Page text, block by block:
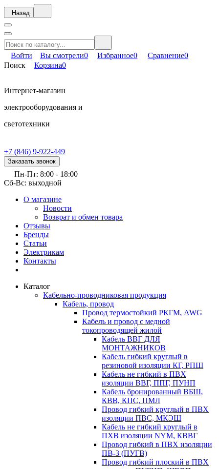
Назад
Войти Вы смотрели0 Избранное0 Сравнение0
Поиск
Корзина0
Интернет-магазин
электрооборудования и
светотехники
+7 (846) 9-922-449
Заказать звонок
Пн-Пт: 8:00 - 18:00
Сб-Вс: выходной
О магазине
Новости
Возврат и обмен товара
Отзывы
Бренды
Статьи
Электрикам
Контакты
Каталог
Кабельно-проводниковая продукция
Кабель, провод
Провод термостойкий РКГМ, AWG
Кабель и провод с медной
токопроводящей жилой
Кабель ВВГ ДЛЯ
МОНТАЖНИКОВ
Кабель гибкий круглый в
резиновой изоляции КГ, РПШ
Кабель не гибкий в ПВХ
изоляции ВВГ, ППГ, ПУНП
Кабель бронированный ВБШ,
КВВ, КПС, ПМЛ
Провод гибкий круглый в ПВХ
изоляции ПВС, МКЭШ
Кабель не гибкий круглый в
ПХВ изоляции NYM, КВВГ
Провод гибкий в ПВХ изоляции
ПВ-3 (ПУГВ)
Провод гибкий плоский в ПВХ